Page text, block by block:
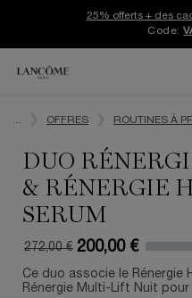
25% offerts + des
Code:
OFFRES ROUTINES À
DUO
& RÉNERGIE
SERUM
272,00 €
Nouveau prix
200,00 €
Ce duo associe le Rénergie
Rénergie Multi-Lift Nuit pour